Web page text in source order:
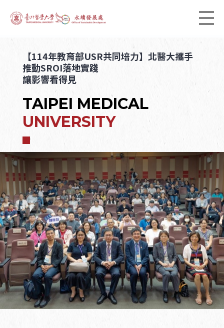
【114年教育部USR共同培力】北醫大攜手
推動SROI落地實踐
讓影響看得見
TAIPEI MEDICAL
UNIVERSITY